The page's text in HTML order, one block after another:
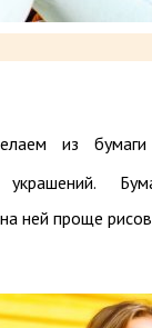
из
украшений.
ней проще